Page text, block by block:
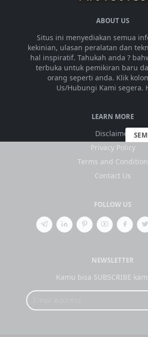
ABOUT US
Situs ini menyediakan semua
kekinian, ulasan peralatan dan
hal inspiratif. Tahukah anda ?
terbuka untuk pemikiran baru
orang seperti anda. Klik
Us/Hubungi Kami segera.
LEARN MORE
Disclaimer
Privacy Policy
Terms and Condition
Contact Us
FOLLOW US
NEWSLETTER
Kamu bisa SUBSCRIBE